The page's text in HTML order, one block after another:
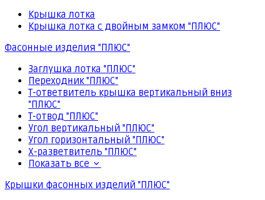
Крышка лотка
Крышка лотка с двойным замком "ПЛЮС"
Фасонные изделия "ПЛЮС"
Заглушка лотка "ПЛЮС"
Переходник "ПЛЮС"
Т-ответвитель крышка вертикальный вниз
"ПЛЮС"
Т-отвод "ПЛЮС"
Угол вертикальный "ПЛЮС"
Угол горизонтальный "ПЛЮС"
Х-разветвитель "ПЛЮС"
Показать все
Крышки фасонных изделий "ПЛЮС"